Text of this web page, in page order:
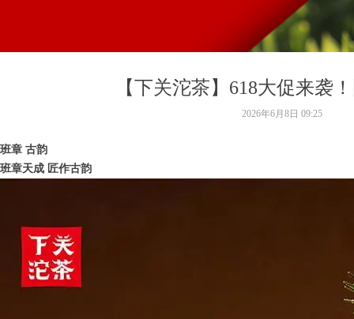
【下关沱茶】618大促来袭
班章 古韵
班章天成 匠作古韵
2026年6月8日 09:25